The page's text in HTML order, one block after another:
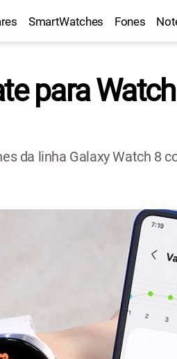
SmartWatches Fones
para
da linha Galaxy Watch 8